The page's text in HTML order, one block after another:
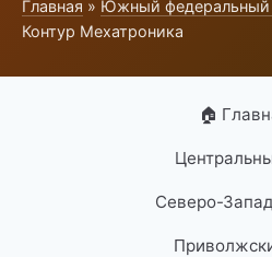
Главная » Южный федеральный
Контур Мехатроника
🏠
Северо-